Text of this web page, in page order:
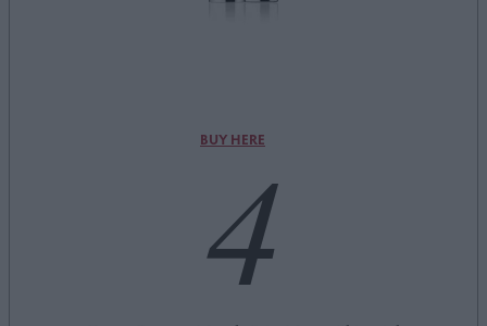
BUY HERE
4